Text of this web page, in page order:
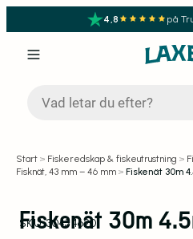
4,8 på
Start > Fiskeredskap & fiskeutrustning >
Fisknät, 43 mm – 46 mm > Fiskenät 30m
Fiskenät 30m
SKU:30454620